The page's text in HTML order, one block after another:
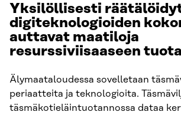
Yksilöllisesti
digiteknologioiden
auttavat maatiloja
resurssiviisaaseen
Älymaataloudessa sovelletaan
periaatteita ja teknologioita.
täsmäkotieläintuotannossa dataa